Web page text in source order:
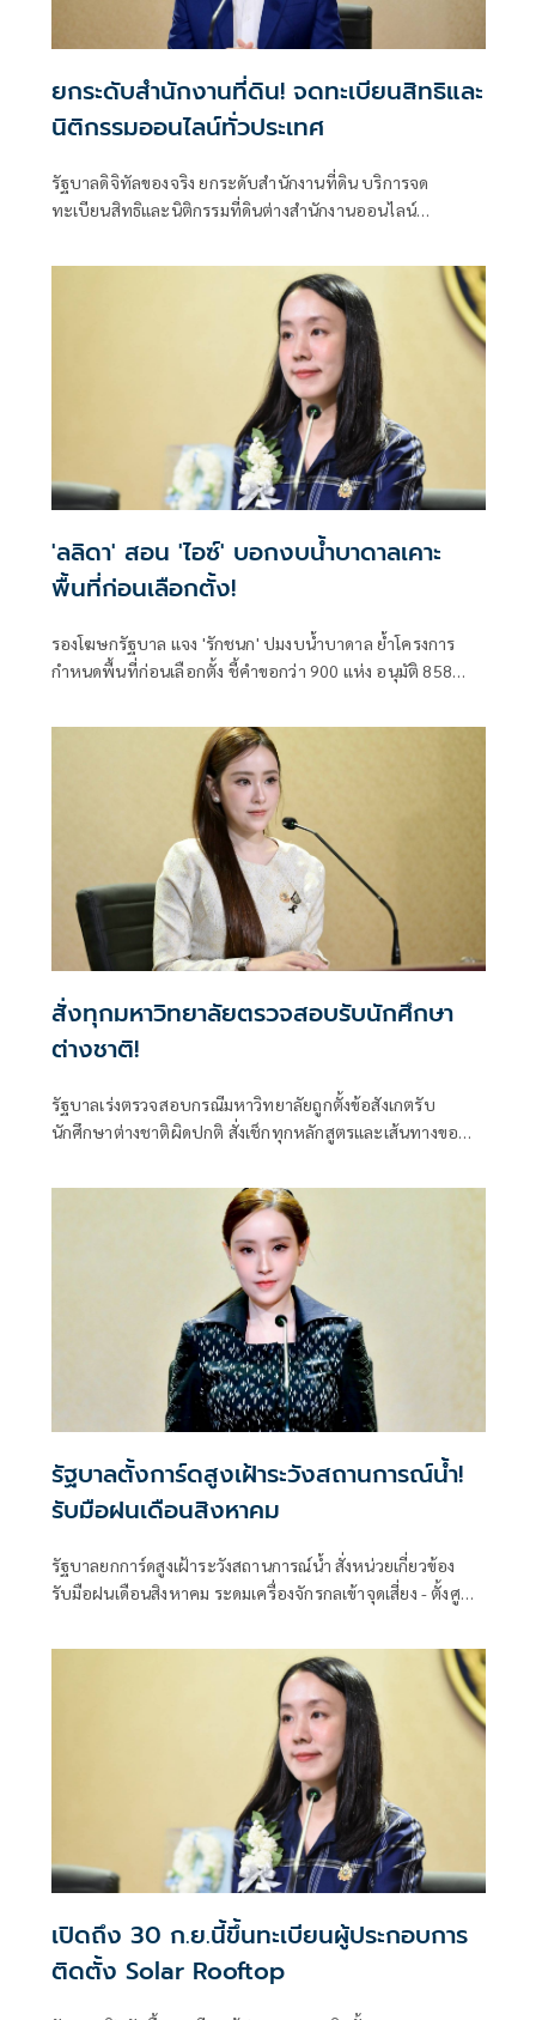
ยกระดับสำนักงานที่ดิน! จดทะเบียนสิทธิและ
นิติกรรมออนไลน์ทั่วประเทศ
รัฐบาลดิจิทัลของจริง ยกระดับสำนักงานที่ดิน บริการจด
ทะเบียนสิทธิและนิติกรรมที่ดินต่างสำนักงานออนไลน์
กทม.เป็นสำนักงานที่ดินอิเล็กทรอนิกส์ทั้งระบบ
'ลลิดา' สอน 'ไอซ์' บอกงบน้ำบาดาลเคาะ
พื้นที่ก่อนเลือกตั้ง!
รองโฆษกรัฐบาล แจง 'รักชนก' ปมงบน้ำบาดาล ย้ำโครงการ
กำหนดพื้นที่ก่อนเลือกตั้ง ชี้คำขอกว่า 900 แห่ง อนุมัติ 858
สั่งทุกมหาวิทยาลัยตรวจสอบรับนักศึกษา
ต่างชาติ!
รัฐบาลเร่งตรวจสอบกรณีมหาวิทยาลัยถูกตั้งข้อสังเกตรับ
นักศึกษาต่างชาติผิดปกติ สั่งเช็กทุกหลักสูตรและเส้นทางขอ
ผิดดำเนินการตามกฎหมายทันที
รัฐบาลตั้งการ์ดสูงเฝ้าระวังสถานการณ์น้ำ!
รับมือฝนเดือนสิงหาคม
รัฐบาลยกการ์ดสูงเฝ้าระวังสถานการณ์น้ำ สั่งหน่วยเกี่ยวข้อง
รับมือฝนเดือนสิงหาคม ระดมเครื่องจักรกลเข้าจุดเสี่ยง - ตั้งศูนย์
เปิดถึง 30 ก.ย.นี้ขึ้นทะเบียนผู้ประกอบการ
ติดตั้ง Solar Rooftop